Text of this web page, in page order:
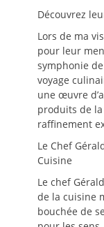
Découvrez
Lors de ma
pour leur
symphonie
voyage
une œuvre
produits de
raffinement
Le Chef
Cuisine
Le chef
de la cuisine
bouchée de